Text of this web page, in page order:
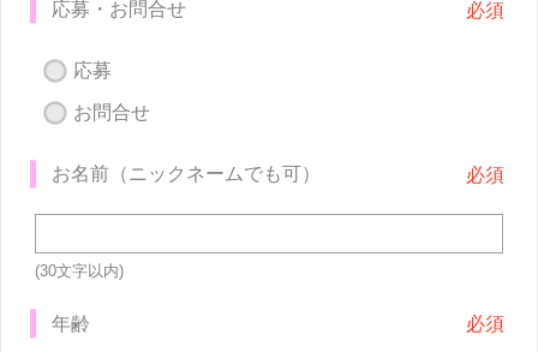
応募・お問合せ
応募
お問合せ
お名前（ニックネームでも可）
(30文字以内)
年齢